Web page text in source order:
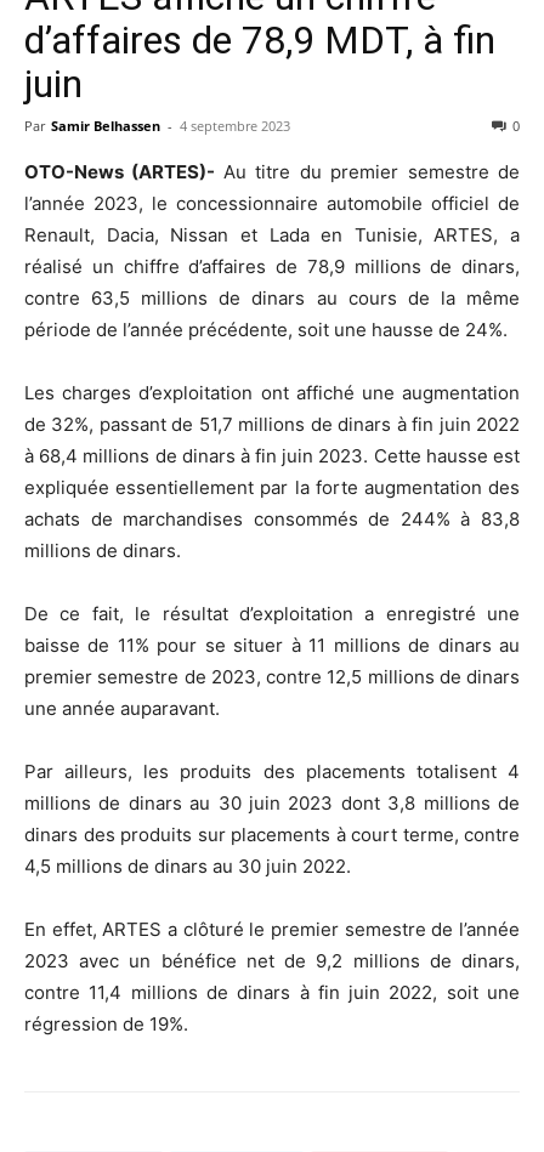
d’affaires de 78,9 MDT, à fin
juin
Par Samir Belhassen - 4 septembre 2023 0
OTO-News (ARTES)- Au titre du premier semestre de
l’année 2023, le concessionnaire automobile officiel de
Renault, Dacia, Nissan et Lada en Tunisie, ARTES, a
réalisé un chiffre d’affaires de 78,9 millions de dinars,
contre 63,5 millions de dinars au cours de la même
période de l’année précédente, soit une hausse de 24%.
Les charges d’exploitation ont affiché une augmentation
de 32%, passant de 51,7 millions de dinars à fin juin 2022
à 68,4 millions de dinars à fin juin 2023. Cette hausse est
expliquée essentiellement par la forte augmentation des
achats de marchandises consommés de 244% à 83,8
millions de dinars.
De ce fait, le résultat d’exploitation a enregistré une
baisse de 11% pour se situer à 11 millions de dinars au
premier semestre de 2023, contre 12,5 millions de dinars
une année auparavant.
Par ailleurs, les produits des placements totalisent 4
millions de dinars au 30 juin 2023 dont 3,8 millions de
dinars des produits sur placements à court terme, contre
4,5 millions de dinars au 30 juin 2022.
En effet, ARTES a clôturé le premier semestre de l’année
2023 avec un bénéfice net de 9,2 millions de dinars,
contre 11,4 millions de dinars à fin juin 2022, soit une
régression de 19%.